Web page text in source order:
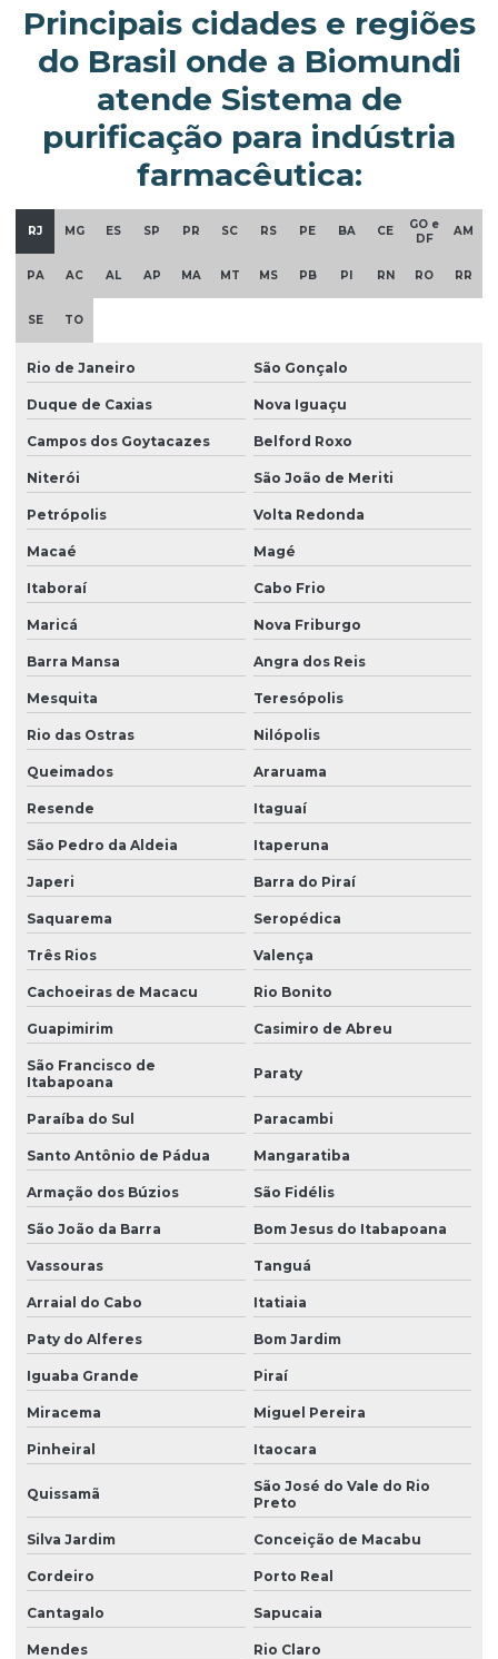
Filtro automático para ferro e manganês
Filtro automático para instituições
Filtro para cálcio
Filtro de cálcio com alta capacidade de vazão
Filtro de condomínio para tratamento de água
Filtro para consumo humano com segurança
Filtro descontaminador de água
Filtro para ferro e manganês
Filtro para ferro e manganês preço
Filtro para fontes
Filtro para fontes com cálcio
Filtro para fontes com manganês
Filtro para hospitais com água tratada
Filtro industrial para cálcio
Filtro industrial para tratamento de água
Filtro de osmose reversa
Filtro para poço artesiano com ferrugem
Filtro para poço que remove ferro manganês coliformes
Filtro para poço semi artesiano
Filtro para poços artesianos
Filtro redutor de dureza
Filtro para remoção de flúor
Filtro para remoção de múltiplos minerais
Filtro para remover cor da agua
Filtro para remover ferro e manganês de poço
Filtro para remover nitrato da água
Filtro para remover nitrito da água
Filtro para remover partículas sólidas
Filtro para remover sólidos
Filtro para remover turbidez
Filtro com retrolavagem
Filtro de sólidos para residência
Filtro para tratamento de água
Principais cidades e regiões
do Brasil onde a Biomundi
atende Sistema de
purificação para indústria
farmacêutica:
RJ MG ES SP PR SC RS PE BA CE
GO e
DF
AM
PA AC AL AP MA MT MS PB PI RN RO RR
SE TO
Rio de Janeiro São Gonçalo
Duque de Caxias Nova Iguaçu
Campos dos Goytacazes Belford Roxo
Niterói São João de Meriti
Petrópolis Volta Redonda
Macaé Magé
Itaboraí Cabo Frio
Maricá Nova Friburgo
Barra Mansa Angra dos Reis
Mesquita Teresópolis
Rio das Ostras Nilópolis
Queimados Araruama
Resende Itaguaí
São Pedro da Aldeia Itaperuna
Japeri Barra do Piraí
Saquarema Seropédica
Três Rios Valença
Cachoeiras de Macacu Rio Bonito
Guapimirim Casimiro de Abreu
São Francisco de
Itabapoana
Paraty
Paraíba do Sul Paracambi
Santo Antônio de Pádua Mangaratiba
Armação dos Búzios São Fidélis
São João da Barra Bom Jesus do Itabapoana
Vassouras Tanguá
Arraial do Cabo Itatiaia
Paty do Alferes Bom Jardim
Iguaba Grande Piraí
Miracema Miguel Pereira
Pinheiral Itaocara
Quissamã
São José do Vale do Rio
Preto
Silva Jardim Conceição de Macabu
Cordeiro Porto Real
Cantagalo Sapucaia
Mendes Rio Claro